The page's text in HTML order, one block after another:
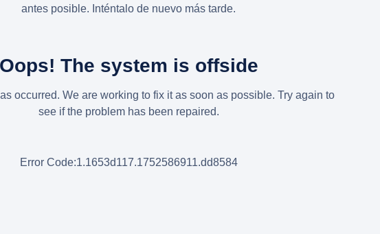
antes posible. Inténtalo de nuevo más tarde.
Oops! The system is offside
occurred. We are working to fix it as soon as possible. Try again to
see if the problem has been repaired.
Error Code:1.1653d117.1752586911.dd8584